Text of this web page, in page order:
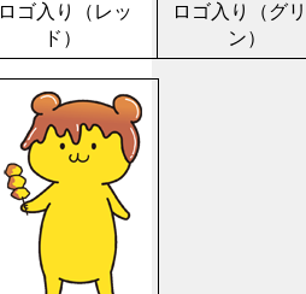
ロゴ入り（レッ
ド）
ロゴ入り（グ
ン）